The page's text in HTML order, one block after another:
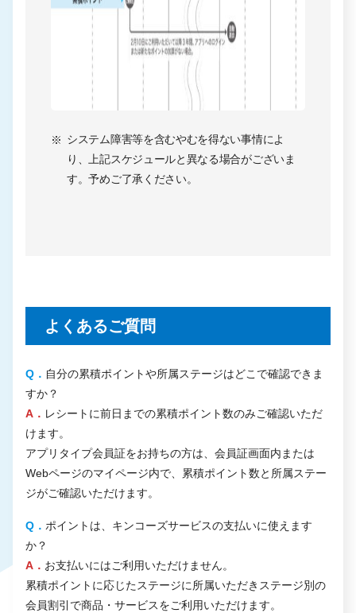
システム障害等を含むやむを得ない事情によ
り、上記スケジュールと異なる場合がございま
す。予めご了承ください。
よくあるご質問
Q． 自分の累積ポイントや所属ステージはどこで確認できま
すか？
A． レシートに前日までの累積ポイント数のみご確認いただ
けます。
アプリタイプ会員証をお持ちの方は、会員証画面内または
Webページのマイページ内で、累積ポイント数と所属ステー
ジがご確認いただけます。
Q． ポイントは、キンコーズサービスの支払いに使えます
か？
A． お支払いにはご利用いただけません。
累積ポイントに応じたステージに所属いただきステージ別の
会員割引で商品・サービスをご利用いただけます。